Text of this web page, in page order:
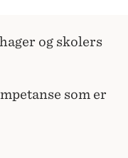
og skolers
som er